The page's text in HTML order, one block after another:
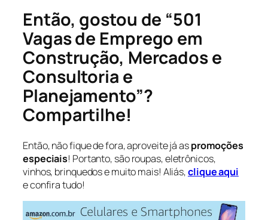
Então, gostou de “501
Vagas de Emprego em
Construção, Mercados e
Consultoria e
Planejamento”?
Compartilhe!
Então, não fique de fora, aproveite já aspromoções
especiais! Portanto, são roupas, eletrônicos,
vinhos, brinquedos e muito mais! Aliás,clique aqui
e confira tudo!